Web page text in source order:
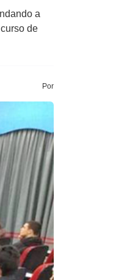
a
de
Por